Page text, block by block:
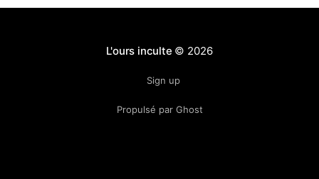
L'ours inculte © 2026
Sign up
Propulsé par Ghost